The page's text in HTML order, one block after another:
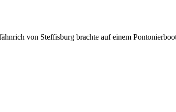
von Steffisburg brachte auf einem